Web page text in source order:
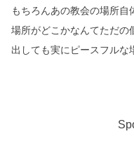
もちろんあの教会の場所自
場所がどこかなんてただの
出しても実にピースフルな